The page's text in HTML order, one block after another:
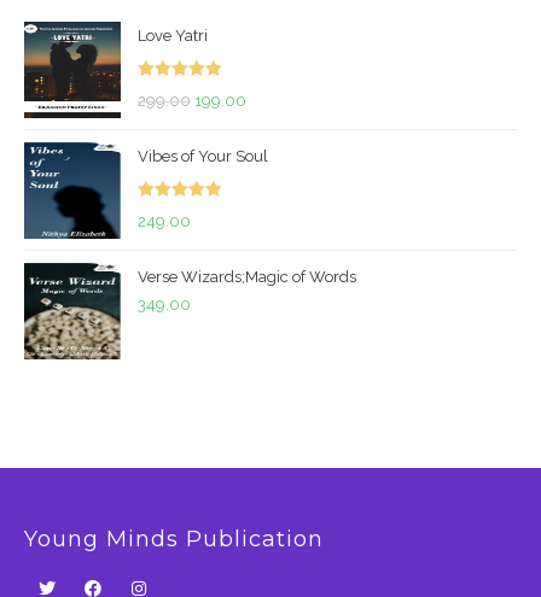
Love Yatri
299.00 Original
was:
₹299.00.
199.00
is:
Vibes of Your Soul
249.00
Verse Wizards;Magic of Words
349.00
Young Minds Publication